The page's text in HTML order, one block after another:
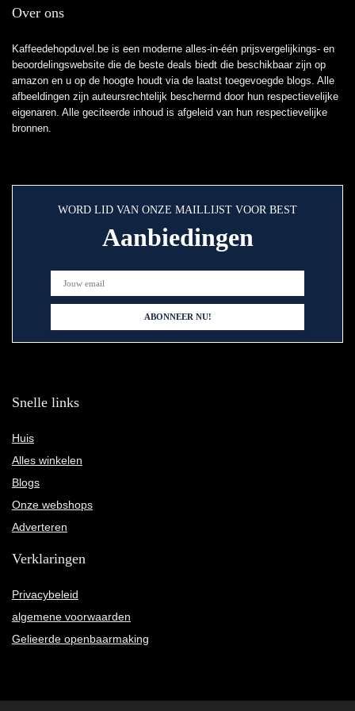
Over ons
Kaffeedehopduvel.be is een moderne alles-in-één prijsvergelijkings- en
beoordelingswebsite die de beste deals biedt die beschikbaar zijn op
amazon en u op de hoogte houdt via de laatst toegevoegde blogs. Alle
afbeeldingen zijn auteursrechtelijk beschermd door hun respectievelijke
eigenaren. Alle geciteerde inhoud is afgeleid van hun respectievelijke
bronnen.
WORD LID VAN ONZE MAILLIJST VOOR BEST
Aanbiedingen
Snelle links
Huis
Alles winkelen
Blogs
Onze webshops
Adverteren
Verklaringen
Privacybeleid
algemene voorwaarden
Gelieerde openbaarmaking